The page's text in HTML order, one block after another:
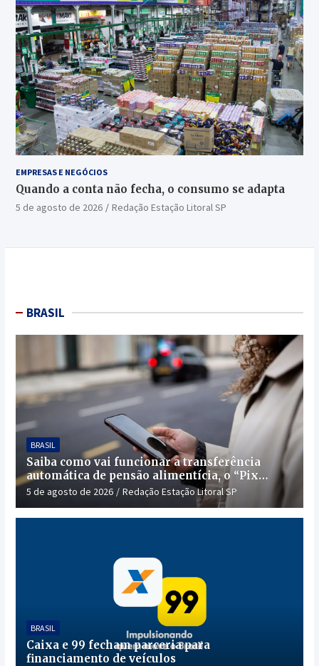
EMPRESAS E NEGÓCIOS
Quando a conta não fecha, o consumo se adapta
5 de agosto de 2026 Redação Estação Litoral SP
BRASIL
BRASIL
Saiba como vai funcionar a transferência
automática de pensão alimentícia, o “Pix
Pensão”
5 de agosto de 2026 Redação Estação Litoral SP
BRASIL
Caixa e 99 fecham parceria para
financiamento de veículos